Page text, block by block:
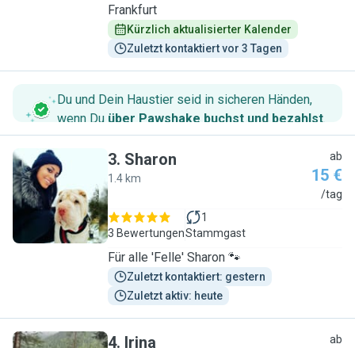
Frankfurt
Kürzlich aktualisierter Kalender
Zuletzt kontaktiert vor 3 Tagen
Du und Dein Haustier seid in sicheren Händen,
wenn Du über Pawshake buchst und bezahlst.
S
3. Sharon
1.4 km
ab
15 €
/tag
3 Bewertungen
1
Stammgast
Für alle 'Felle' Sharon 🐾
Zuletzt kontaktiert: gestern
Zuletzt aktiv: heute
4. Irina ab